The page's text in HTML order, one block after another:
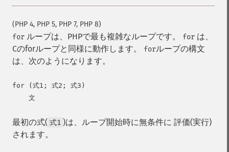
(PHP 4, PHP 5, PHP 7, PHP 8)
for ループは、PHPで最も複雑なループです。 for は、
Cのforループと同様に動作します。
forループの構文
は、次のようになります。
for (式1; 式2; 式3)
最初の式( 式1 )は、ループ開始時に無条件に 評価(実行)
されます。